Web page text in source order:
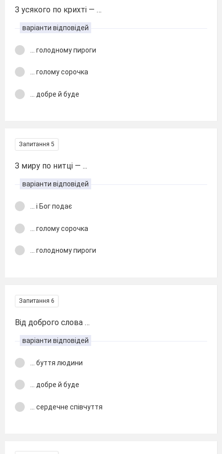
З усякого по крихті — …
варіанти відповідей
... голодному пироги
... голому сорочка
... добре й буде
Запитання 5
З миру по нитці — ...
варіанти відповідей
... і Бог подає
... голому сорочка
... голодному пироги
Запитання 6
Вiд доброго слова …
варіанти відповідей
... буття людини
... добре й буде
... сердечне співчуття